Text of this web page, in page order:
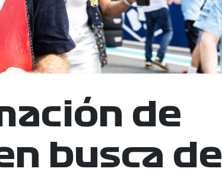
de
busca de